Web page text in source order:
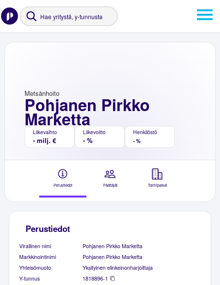
Pohjanen Pirkko
Marketta
Metsänhoito
Liikevaihto
- milj. €
Liikevoitto
- %
Henkilöstö
- %
Perustiedot Päättäjät Toimipaikat
Perustiedot
Virallinen nimi
Pohjanen Pirkko Marketta
Markkinointinimi
Pohjanen Pirkko Marketta
Yhteisömuoto
Yksityinen elinkeinonharjoittaja
Y-tunnus
1818896-1